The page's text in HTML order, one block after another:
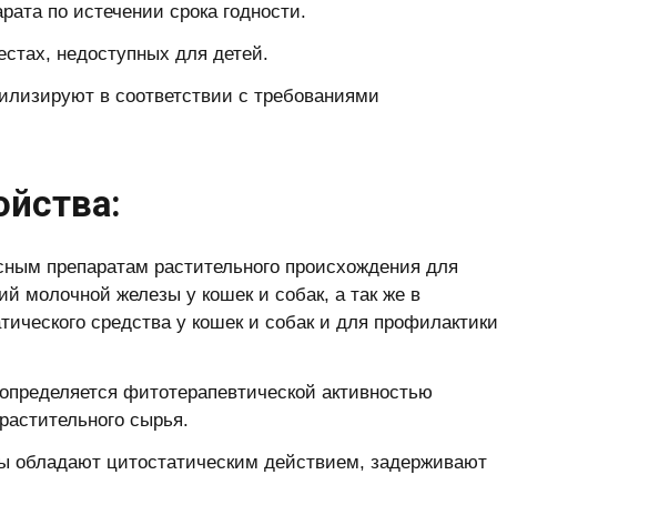
по истечении срока годности.
недоступных для детей.
в соответствии с требованиями
препаратам растительного происхождения для
молочной железы у кошек и собак, а так же в
средства у кошек и собак и для профилактики
фитотерапевтической активностью
сырья.
цитостатическим действием, задерживают